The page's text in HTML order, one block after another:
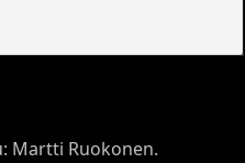
Martti Ruokonen.